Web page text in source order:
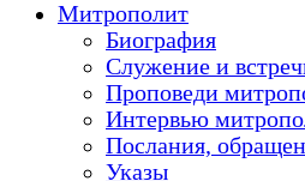
Митрополит
Биография
Служение и
Проповеди
Интервью
Послания,
Указы